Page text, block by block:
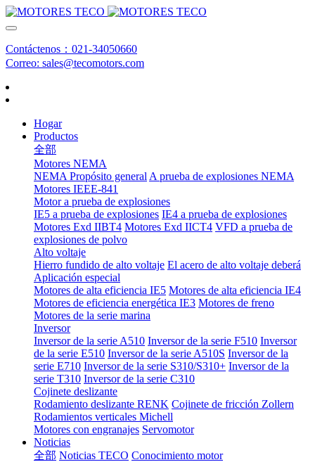
Contáctenos：021-34050660
Correo: sales@tecomotors.com
Hogar
Productos
全部
Motores NEMA
NEMA Propósito general A prueba de explosiones NEMA
Motores IEEE-841
Motor a prueba de explosiones
IE5 a prueba de explosiones IE4 a prueba de explosiones
Motores Exd IIBT4 Motores Exd IICT4 VFD a prueba de
explosiones de polvo
Alto voltaje
Hierro fundido de alto voltaje El acero de alto voltaje deberá
Aplicación especial
Motores de alta eficiencia IE5 Motores de alta eficiencia IE4
Motores de eficiencia energética IE3 Motores de freno
Motores de la serie marina
Inversor
Inversor de la serie A510 Inversor de la serie F510 Inversor
de la serie E510 Inversor de la serie A510S Inversor de la
serie E710 Inversor de la serie S310/S310+ Inversor de la
serie T310 Inversor de la serie C310
Cojinete deslizante
Rodamiento deslizante RENK Cojinete de fricción Zollern
Rodamientos verticales Michell
Motores con engranajes Servomotor
Noticias
全部 Noticias TECO Conocimiento motor